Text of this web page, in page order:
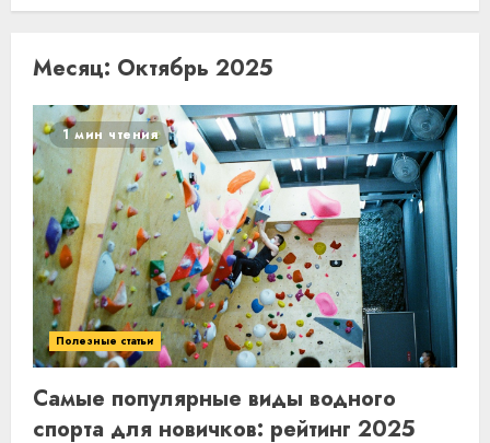
Месяц: Октябрь 2025
1 мин чтения
Полезные статьи
Самые популярные виды водного
спорта для новичков: рейтинг 2025